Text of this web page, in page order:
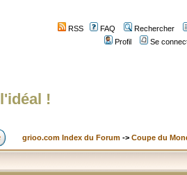
RSS FAQ
Rechercher
Profil
Se
!
grioo.com Index du Forum -> Coupe du